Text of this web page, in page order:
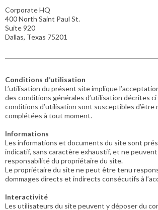
Corporate HQ
400 North Saint Paul St.
Suite 920
Dallas, Texas 75201
Conditions d’utilisation
L’utilisation du présent site implique
des conditions générales d’utilisation décrites
conditions d’utilisation sont susceptibles d’être
complétées à tout moment.
Informations
Les informations et documents du site sont
indicatif, sans caractère exhaustif, et ne
responsabilité du propriétaire du site.
Le propriétaire du site ne peut être tenu
dommages directs et indirects consécutifs à
Interactivité
Les utilisateurs du site peuvent y déposer du